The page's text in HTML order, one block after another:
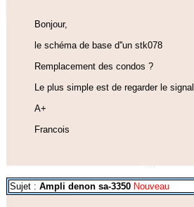
Bonjour,
le schéma de base d''un stk078
Remplacement des condos ?
Le plus simple est de regarder le
A+
Francois
Sujet : Ampli denon sa-3350 Nouveau